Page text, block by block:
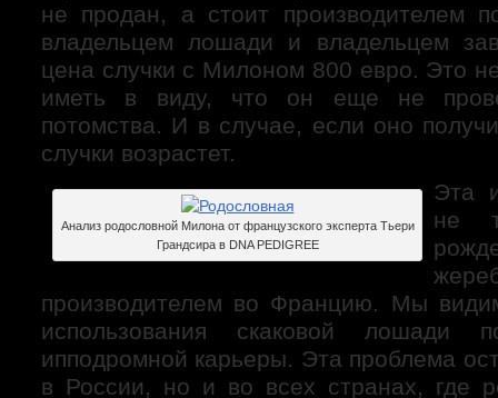
не продан, а стоит производителем
владельцем лошади и владельцем
цена случки с Милоном 800 евро. Это
иметь в виду, что он еще не
потомства. И в случае, если оно
случки возрастет.
Анализ родословной Милона от французского эксперта Тьери
Грандсира в DNA PEDIGREE
Эта
не
производителем во Францию. Мы
использования скаковой лошади
ипподромной карьеры. Эта проблема
в России, но и во всех странах, где